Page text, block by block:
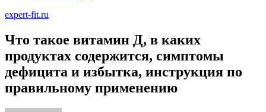
expert-fit.ru
Что такое витамин Д, в каких
продуктах содержится, симптомы
дефицита и избытка, инструкция по
правильному применению